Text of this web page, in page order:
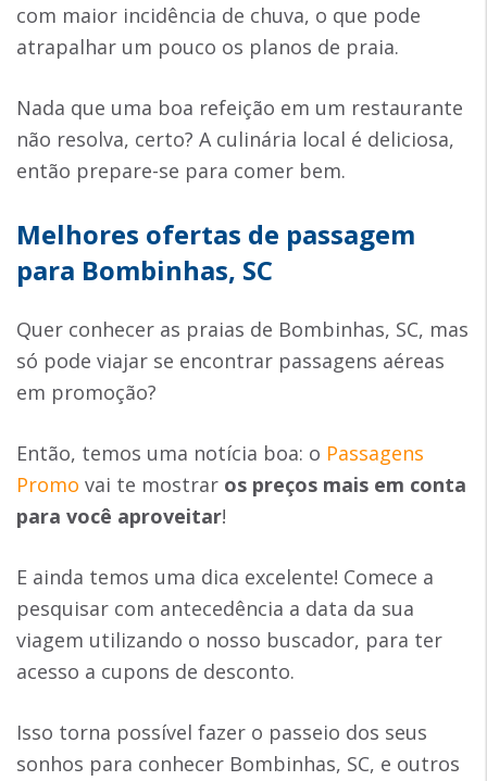
com maior incidência de chuva, o que pode
atrapalhar um pouco os planos de praia.
Nada que uma boa refeição em um restaurante
não resolva, certo? A culinária local é deliciosa,
então prepare-se para comer bem.
Melhores ofertas de passagem
para Bombinhas, SC
Quer conhecer as praias de Bombinhas, SC, mas
só pode viajar se encontrar passagens aéreas
em promoção?
Então, temos uma notícia boa: o Passagens
Promo vai te mostrar os preços mais em conta
para você aproveitar!
E ainda temos uma dica excelente! Comece a
pesquisar com antecedência a data da sua
viagem utilizando o nosso buscador, para ter
acesso a cupons de desconto.
Isso torna possível fazer o passeio dos seus
sonhos para conhecer Bombinhas, SC, e outros